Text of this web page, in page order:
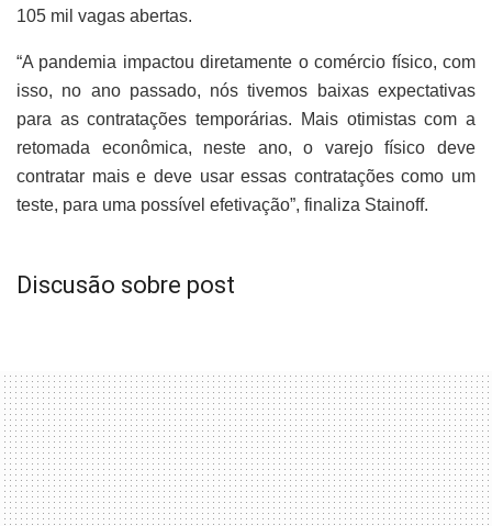
105 mil vagas abertas.
“A pandemia impactou diretamente o comércio físico, com
isso, no ano passado, nós tivemos baixas expectativas
para as contratações temporárias. Mais otimistas com a
retomada econômica, neste ano, o varejo físico deve
contratar mais e deve usar essas contratações como um
teste, para uma possível efetivação”, finaliza Stainoff.
Discusão sobre post